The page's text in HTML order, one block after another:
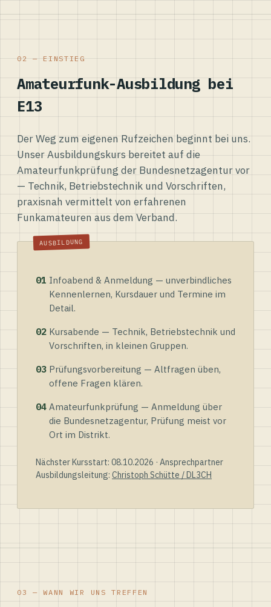
02 — EINSTIEG
Amateurfunk-Ausbildung bei
E13
Der Weg zum eigenen Rufzeichen beginnt bei uns.
Unser Ausbildungskurs bereitet auf die
Amateurfunkprüfung der Bundesnetzagentur vor
— Technik, Betriebstechnik und Vorschriften,
praxisnah vermittelt von erfahrenen
Funkamateuren aus dem Verband.
01 Infoabend & Anmeldung — unverbindliches
Kennenlernen, Kursdauer und Termine im
Detail.
02 Kursabende — Technik, Betriebstechnik und
Vorschriften, in kleinen Gruppen.
03 Prüfungsvorbereitung — Altfragen üben,
offene Fragen klären.
04 Amateurfunkprüfung — Anmeldung über
die Bundesnetzagentur, Prüfung meist vor
Ort im Distrikt.
Nächster Kursstart: 08.10.2026 · Ansprechpartner
Ausbildungsleitung: Christoph Schütte / DL3CH
03 — WANN WIR UNS TREFFEN